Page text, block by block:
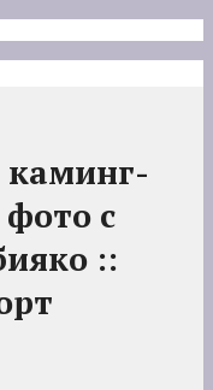
каминг-
с
::